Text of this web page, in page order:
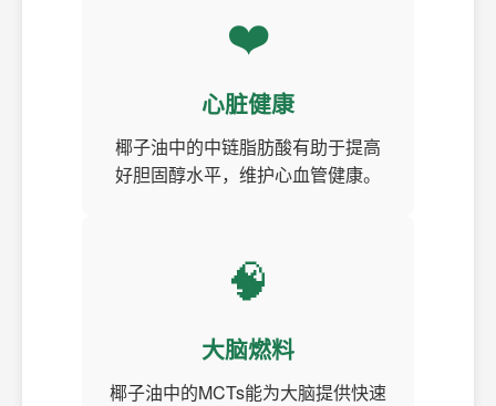
❤️
心脏健康
椰子油中的中链脂肪酸有助于提高
好胆固醇水平，维护心血管健康。
🧠
大脑燃料
椰子油中的MCTs能为大脑提供快速